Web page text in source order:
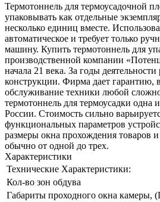
Термотоннель для термоусадочной
упаковывать как отдельные
несколько единиц вместе.
автоматическое и требует только
машину. Купить термотоннель для
производственной компании
начала 21 века. За годы
конструкции. Фирма дает гарантию,
обслуживание техники любой
термотоннель для термоусадки одна
России. Стоимость сильно
функциональных параметров
размеры окна прохождения товаров
обычно от одной до трех.
Характеристики
Технические Характеристики:
Кол-во зон обдува
Габариты проходного окна камеры,